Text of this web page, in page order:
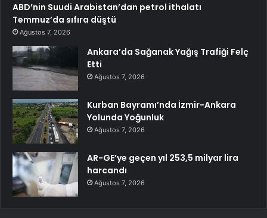
ABD’nin Suudi Arabistan’dan petrol ithalatı
Temmuz’da sıfıra düştü
Ağustos 7, 2026
Ankara’da Sağanak Yağış Trafiği Felç
Etti
Ağustos 7, 2026
Kurban Bayramı’nda İzmir-Ankara
Yolunda Yoğunluk
Ağustos 7, 2026
AR-GE’ye geçen yıl 253,5 milyar lira
harcandı
Ağustos 7, 2026